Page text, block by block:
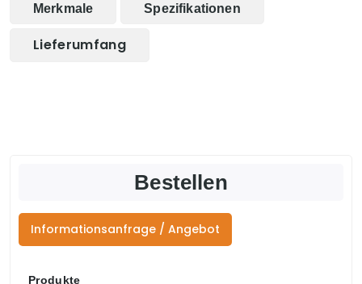
Merkmale Spezifikationen
Lieferumfang
Bestellen
Informationsanfrage / Angebot
Produkte